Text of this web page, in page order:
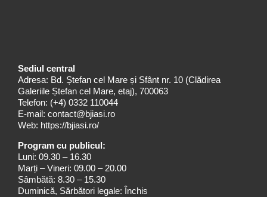
Sediul central
Adresa: Bd. Ștefan cel Mare și Sfânt nr. 10 (Clădirea
Galeriile Ștefan cel Mare, etaj), 700063
Telefon: (+4) 0332 110044
E-mail: contact@bjiasi.ro
Web: https://bjiasi.ro/
Program cu publicul:
Luni: 09.30 – 16.30
Marți – Vineri: 09.00 – 20.00
Sâmbătă: 8.30 – 15.30
Duminică, Sărbători legale: Închis